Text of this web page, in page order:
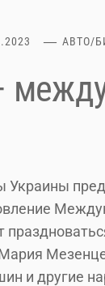
АВТО/
и другие